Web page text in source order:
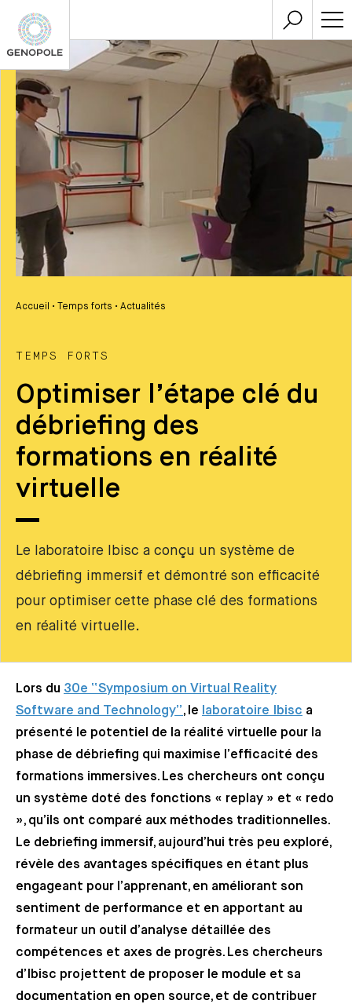
Accueil • Temps forts • Actualités
TEMPS FORTS
Optimiser l’étape clé du
débriefing des
formations en réalité
virtuelle
Le laboratoire Ibisc a conçu un système de
débriefing immersif et démontré son efficacité
pour optimiser cette phase clé des formations
en réalité virtuelle.
Lors du 30e “Symposium on Virtual Reality
Software and Technology”, le laboratoire Ibisc a
présenté le potentiel de la réalité virtuelle pour la
phase de débriefing qui maximise l’efficacité des
formations immersives. Les chercheurs ont conçu
un système doté des fonctions « replay » et « redo
», qu’ils ont comparé aux méthodes traditionnelles.
Le debriefing immersif, aujourd’hui très peu exploré,
révèle des avantages spécifiques en étant plus
engageant pour l’apprenant, en améliorant son
sentiment de performance et en apportant au
formateur un outil d’analyse détaillée des
compétences et axes de progrès. Les chercheurs
d’Ibisc projettent de proposer le module et sa
documentation en open source, et de contribuer